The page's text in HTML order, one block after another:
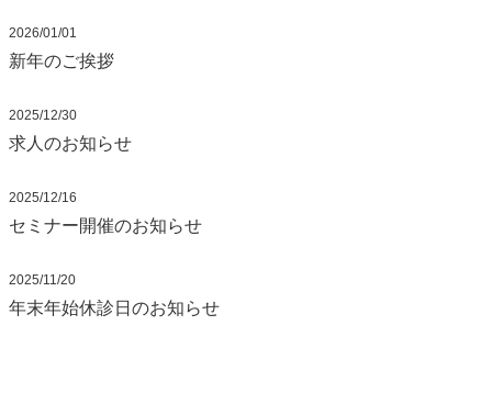
2026/01/01
新年のご挨拶
2025/12/30
求人のお知らせ
2025/12/16
セミナー開催のお知らせ
2025/11/20
年末年始休診日のお知らせ